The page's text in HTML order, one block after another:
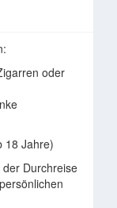
oder
18 Jahre)
Durchreise